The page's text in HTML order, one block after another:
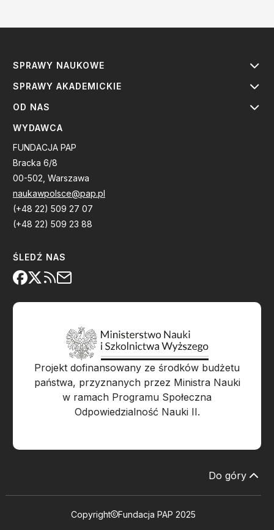
SPRAWY NAUKOWE
SPRAWY AKADEMICKIE
OD NAS
WYDAWCA
FUNDACJA PAP
Bracka 6/8
00-502, Warszawa
naukawpolsce@pap.pl
(+48 22) 509 27 07
(+48 22) 509 23 88
ŚLEDŹ NAS
Projekt dofinansowany ze środków budżetu
państwa, przyznanych przez Ministra Nauki
w ramach Programu Społeczna
Odpowiedzialność Nauki II.
Do góry
Copyright Fundacja PAP 2025